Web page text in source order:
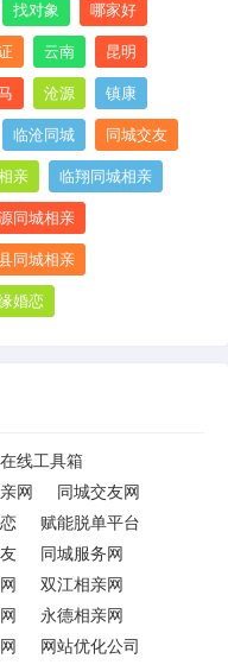
找对象 哪家好
云南 昆明
沧源 镇康
临沧同城 同城交友
亲 临翔同城相亲
同城相亲
同城相亲
婚恋
在线工具箱
网
同城交友网
赋能脱单平台
同城服务网
双江相亲网
永德相亲网
网站优化公司